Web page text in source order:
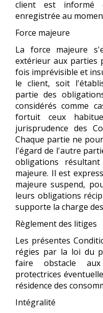
client est informé
enregistrée au
Force majeure
La force majeure
extérieur aux parties
fois imprévisible et
le client, soit
partie des
considérés comme
fortuit ceux
jurisprudence des
Chaque partie ne
l'égard de l'autre
obligations
majeure. Il est
majeure suspend,
leurs obligations
supporte la charge
Règlement des litiges
Les présentes
régies par la loi du
faire obstacle aux
protectrices
résidence des
Intégralité